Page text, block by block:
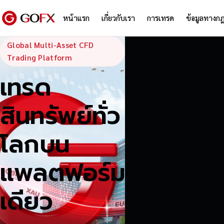
หน้าแรก เกี่ยวกับเรา การเทรด ข้อมูลทางก
GoFX —
Global Multi-Asset CFD
Trading Platform
เทรด
สินทรัพย์ทั่ว
โลกบน
แพลตฟอร์ม
เดียว